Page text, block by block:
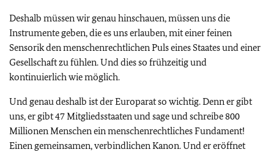
Deshalb müssen wir genau hinschauen, müssen uns die
Instrumente geben, die es uns erlauben, mit einer feinen
Sensorik den menschenrechtlichen Puls eines Staates und einer
Gesellschaft zu fühlen. Und dies so frühzeitig und
kontinuierlich wie möglich.
Und genau deshalb ist der Europarat so wichtig. Denn er gibt
uns, er gibt 47 Mitgliedsstaaten und sage und schreibe 800
Millionen Menschen ein menschenrechtliches Fundament!
Einen gemeinsamen, verbindlichen Kanon. Und er eröffnet